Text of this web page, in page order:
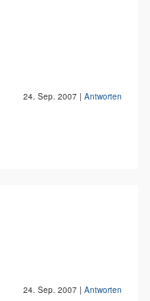
24. Sep. 2007 | Antworten
24. Sep. 2007 | Antworten